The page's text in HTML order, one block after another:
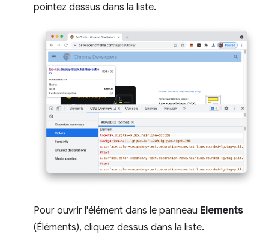
pointez dessus dans la liste.
Pour ouvrir l'élément dans le panneau Elements
(Éléments), cliquez dessus dans la liste.